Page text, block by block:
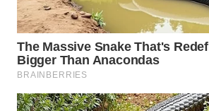
WN
GORONTALO
WN
SULUT